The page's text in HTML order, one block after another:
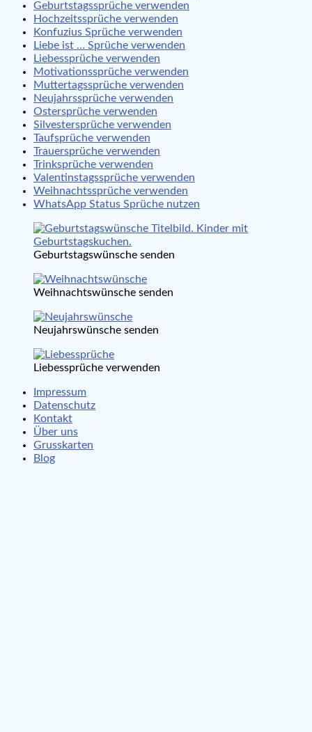
Geburtstagssprüche verwenden
Hochzeitssprüche verwenden
Konfuzius Sprüche verwenden
Liebe ist … Sprüche verwenden
Liebessprüche verwenden
Motivationssprüche verwenden
Muttertagssprüche verwenden
Neujahrssprüche verwenden
Ostersprüche verwenden
Silvestersprüche verwenden
Taufsprüche verwenden
Trauersprüche verwenden
Trinksprüche verwenden
Valentinstagssprüche verwenden
Weihnachtssprüche verwenden
WhatsApp Status Sprüche nutzen
Geburtstagswünsche senden
Weihnachtswünsche senden
Neujahrswünsche senden
Liebessprüche verwenden
Impressum
Datenschutz
Kontakt
Über uns
Grusskarten
Blog